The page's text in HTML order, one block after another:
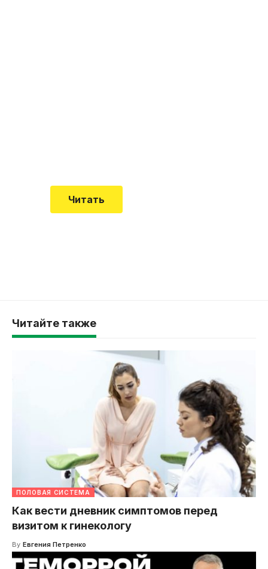
Читать
Читайте также
ПОЛОВАЯ СИСТЕМА
Как вести дневник симптомов перед
визитом к гинекологу
By Евгения Петренко